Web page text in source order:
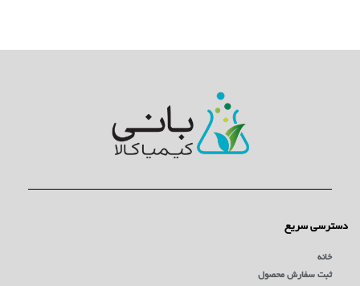
دسترسی سریع
خانه
ثبت سفارش محصول